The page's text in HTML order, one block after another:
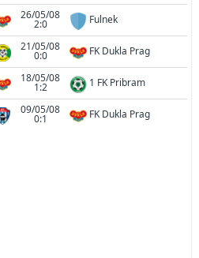
26/05/08
2:0 Fulnek
21/05/08
0:0 FK Dukla Prag
18/05/08
1:2 1 FK Pribram
09/05/08
0:1 FK Dukla Prag